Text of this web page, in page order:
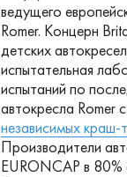
ведущего
Romer. Концерн
детских
испытательная
испытаний по
автокресла Romer
независимых краш-
Производители
EURONCAP в 80%